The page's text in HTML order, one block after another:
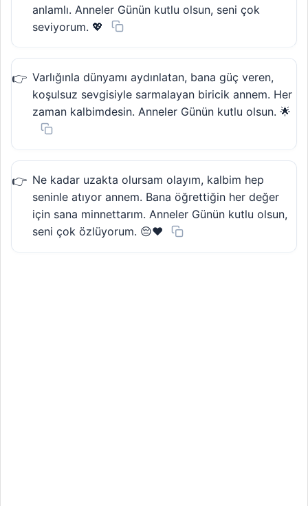
anlamlı. Anneler Günün kutlu olsun, seni çok
seviyorum. 💖
Varlığınla dünyamı aydınlatan, bana güç veren,
koşulsuz sevgisiyle sarmalayan biricik annem. Her
zaman kalbimdesin. Anneler Günün kutlu olsun. 🌟
Ne kadar uzakta olursam olayım, kalbim hep
seninle atıyor annem. Bana öğrettiğin her değer
için sana minnettarım. Anneler Günün kutlu olsun,
seni çok özlüyorum. 😔❤️